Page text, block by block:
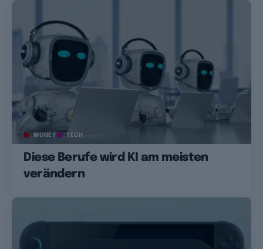
MONEY TECH
Diese Berufe wird KI am meisten
verändern